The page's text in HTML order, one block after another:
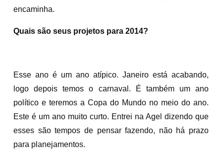
encaminha.
Quais são seus projetos para 2014?
Esse ano é um ano atípico. Janeiro está acabando,
logo depois temos o carnaval. É também um ano
político e teremos a Copa do Mundo no meio do ano.
Este é um ano muito curto. Entrei na Agel dizendo que
esses são tempos de pensar fazendo, não há prazo
para planejamentos.